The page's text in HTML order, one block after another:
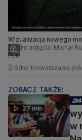
Wizualizacja nowego
Źródło zdjęcia: Michał
PLK
Źródło: tvnwarszawa.pl
ZOBACZ TAKŻE:
27 min
w